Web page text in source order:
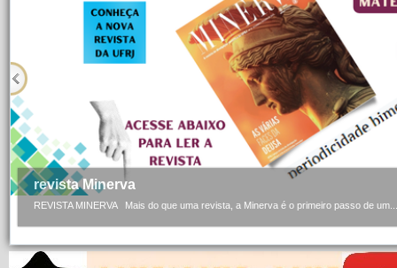
revista Minerva
REVISTA MINERVA Mais do que uma revista, a Minerva é o primeiro passo de um...